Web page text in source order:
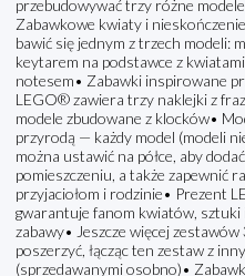
przebudowywać trzy różne
Zabawkowe kwiaty i
bawić się jednym z trzech modeli:
keytarem na podstawce z
notesem• Zabawki inspirowane
LEGO® zawiera trzy naklejki z
modele zbudowane z klocków•
przyrodą — każdy model (modeli
można ustawić na półce, aby
pomieszczeniu, a także zapewnić
przyjaciołom i rodzinie• Prezent
gwarantuje fanom kwiatów, sztuki
zabawy• Jeszcze więcej
poszerzyć, łącząc ten zestaw z
(sprzedawanymi osobno)•